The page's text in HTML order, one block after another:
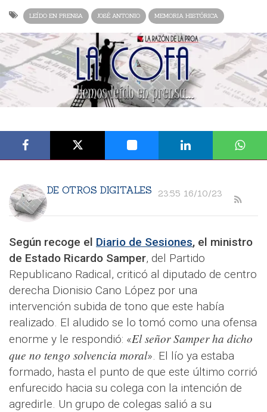
LEÍDO EN PRENSA JOSÉ ANTONIO MEMORIA HISTÓRICA
DE OTROS DIGITALES 23:55 16/10/23
Según recoge el Diario de Sesiones, el ministro
de Estado Ricardo Samper, del Partido
Republicano Radical, criticó al diputado de centro
derecha Dionisio Cano López por una
intervención subida de tono que este había
realizado. El aludido se lo tomó como una ofensa
enorme y le respondió: «El señor Samper ha dicho
que no tengo solvencia moral». El lío ya estaba
formado, hasta el punto de que este último corrió
enfurecido hacia su colega con la intención de
agredirle. Un grupo de colegas salió a su